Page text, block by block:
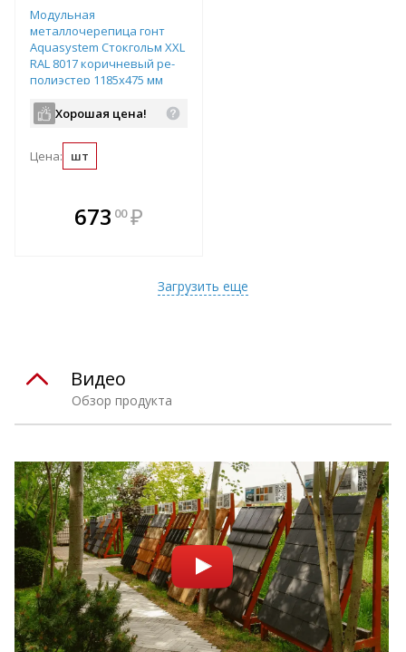
Модульная
металлочерепица гонт
Aquasystem Стокгольм XXL
RAL 8017 коричневый ре-
полиэстер 1185х475 мм
Хорошая цена!
Цена: шт
673 00 ₽
Загрузить еще
Обзор продукта
Видео